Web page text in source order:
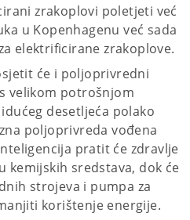
zrakoplovi poletjeti već
u Kopenhagenu već sada
elektrificirane zrakoplove.
će i poljoprivredni
velikom potrošnjom
desetljeća polako
poljoprivreda vođena
pratit će zdravlje
kemijskih sredstava, dok će
strojeva i pumpa za
korištenje energije.